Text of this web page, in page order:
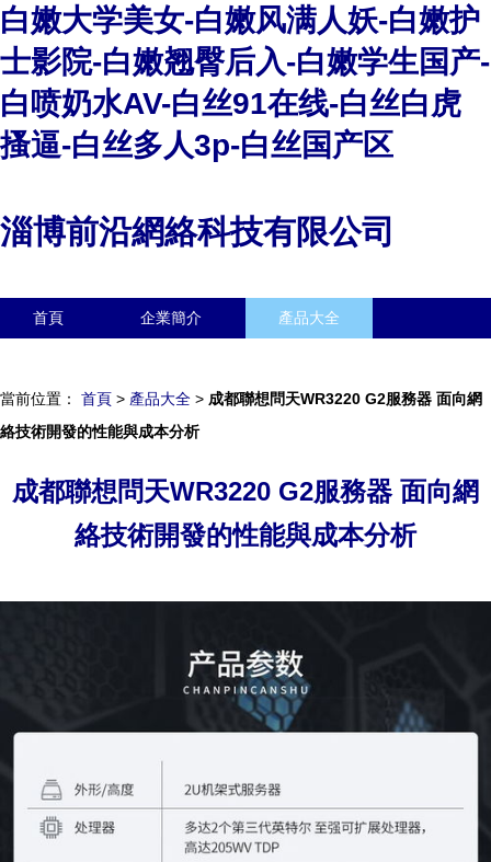
白嫩大学美女-白嫩风满人妖-白嫩护
士影院-白嫩翘臀后入-白嫩学生国产-
白喷奶水AV-白丝91在线-白丝白虎
搔逼-白丝多人3p-白丝国产区
淄博前沿網絡科技有限公司
首頁 企業簡介 產品大全
當前位置： 首頁 > 產品大全 > 成都聯想問天WR3220 G2服務器 面向網
絡技術開發的性能與成本分析
成都聯想問天WR3220 G2服務器 面向網
絡技術開發的性能與成本分析